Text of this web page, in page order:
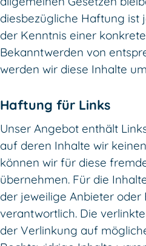
diesbezügliche Haftung ist
der Kenntnis einer
Bekanntwerden von
werden wir diese Inhalte
Haftung für Links
Unser Angebot enthält
auf deren Inhalte wir
können wir für diese
übernehmen. Für die
der jeweilige Anbieter oder
verantwortlich. Die
der Verlinkung auf